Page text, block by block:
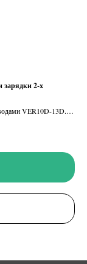
зарядки 2-х
VER10D-13D.